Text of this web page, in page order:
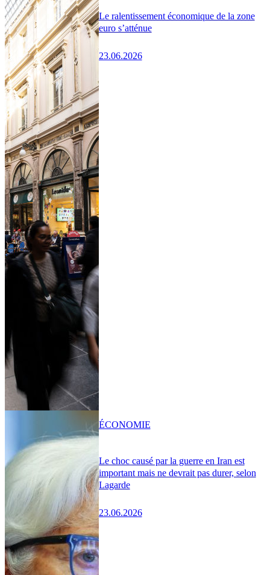
Le ralentissement économique de la zone
euro s’atténue
23.06.2026
Le choc causé par la guerre en Iran est
important mais ne devrait pas durer, selon
Lagarde
23.06.2026
ÉCONOMIE